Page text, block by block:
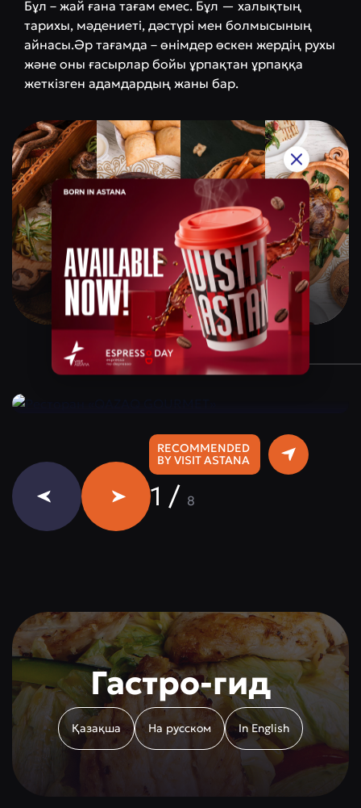
Бұл – жай ғана тағам емес. Бұл — халықтың
тарихы, мәдениеті, дәстүрі мен болмысының
айнасы.Әр тағамда – өнімдер өскен жердің рухы
және оны ғасырлар бойы ұрпақтан ұрпаққа
жеткізген адамдардың жаны бар.
RECOMMENDED
BY VISIT ASTANA
Qazaq Gourmet
Баға санаты $$$$$
Instagram:@qazaq.gourmet
1 / 8
Гастро-гид
Қазақша На русском In English